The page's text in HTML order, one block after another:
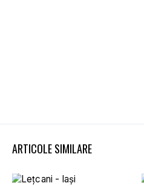
ARTICOLE SIMILARE